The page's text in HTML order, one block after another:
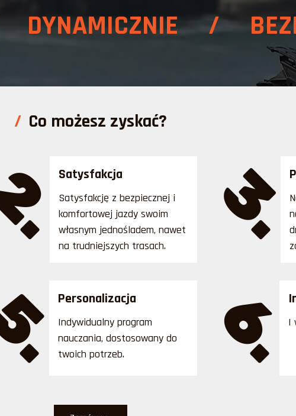
DYNAMICZNIE /
Co możesz zyskać?
Satysfakcja
Satysfakcję z bezpiecznej i
komfortowej jazdy swoim
własnym jednośladem, nawet
na trudniejszych trasach.
Personalizacja
Indywidualny program
nauczania, dostosowany do
twoich potrzeb.
I